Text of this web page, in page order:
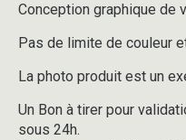
Conception graphique de
Pas de limite de couleur
La photo produit est un
Un Bon à tirer pour
sous 24h.